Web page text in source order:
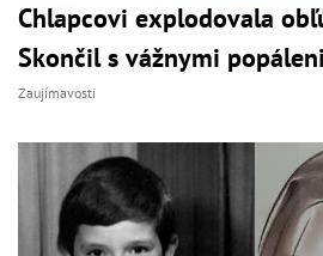
Chlapcovi explodovala
Skončil s vážnymi
Zaujímavosti